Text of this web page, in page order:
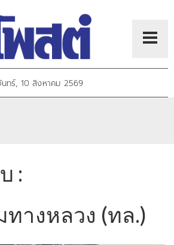
ทร์, 10 สิงหาคม 2569
:
างหลวง (ทล.)